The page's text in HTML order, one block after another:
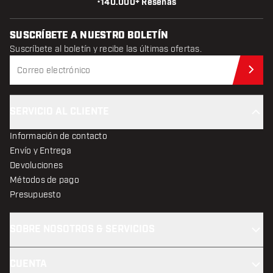
•140.000+ Reseñas
SUSCRÍBETE A NUESTRO BOLETÍN
Suscríbete al boletín y recibe las últimas ofertas.
Información de contacto
Envío y Entrega
Devoluciones
Métodos de pago
Presupuesto